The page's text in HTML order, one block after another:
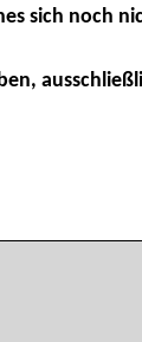
sich noch